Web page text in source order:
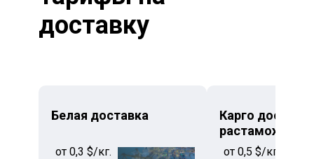
доставку
Белая доставка
от 0,3 $/кг.
Карго
растаможкой
от 0,5 $/кг.